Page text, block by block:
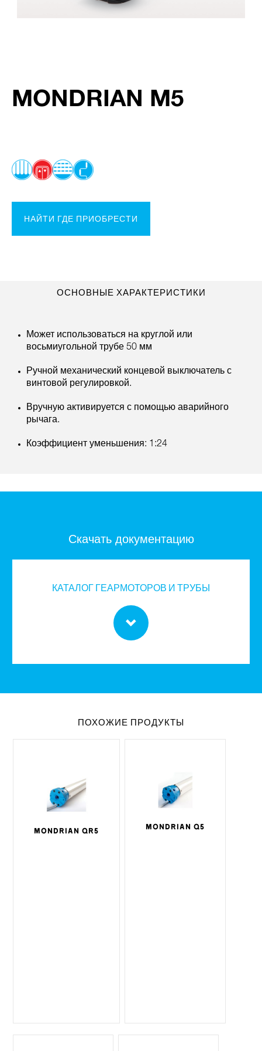
MONDRIAN M5
НАЙТИ ГДЕ ПРИОБРЕСТИ
ОСНОВНЫЕ ХАРАКТЕРИСТИКИ
Может использоваться на круглой или
восьмиугольной трубе 50 мм
Ручной механический концевой выключатель с
винтовой регулировкой.
Вручную активируется с помощью аварийного
рычага.
Коэффициент уменьшения: 1:24
Скачать документацию
КАТАЛОГ ГЕАРМОТОРОВ И ТРУБЫ
ПОХОЖИЕ ПРОДУКТЫ
MONDRIAN QR5 MONDRIAN Q5